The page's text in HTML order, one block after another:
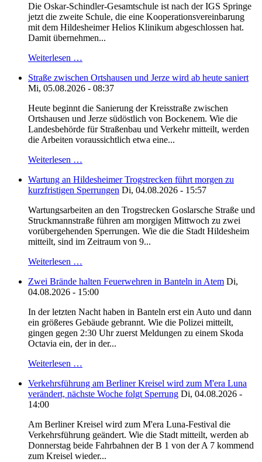
Die Oskar-Schindler-Gesamtschule ist nach der IGS Springe
jetzt die zweite Schule, die eine Kooperationsvereinbarung
mit dem Hildesheimer Helios Klinikum abgeschlossen hat.
Damit übernehmen...
Weiterlesen …
Straße zwischen Ortshausen und Jerze wird ab heute saniert
Mi, 05.08.2026 - 08:37
Heute beginnt die Sanierung der Kreisstraße zwischen
Ortshausen und Jerze südöstlich von Bockenem. Wie die
Landesbehörde für Straßenbau und Verkehr mitteilt, werden
die Arbeiten voraussichtlich etwa eine...
Weiterlesen …
Wartung an Hildesheimer Trogstrecken führt morgen zu
kurzfristigen Sperrungen Di, 04.08.2026 - 15:57
Wartungsarbeiten an den Trogstrecken Goslarsche Straße und
Struckmannstraße führen am morgigen Mittwoch zu zwei
vorübergehenden Sperrungen. Wie die die Stadt Hildesheim
mitteilt, sind im Zeitraum von 9...
Weiterlesen …
Zwei Brände halten Feuerwehren in Banteln in Atem Di,
04.08.2026 - 15:00
In der letzten Nacht haben in Banteln erst ein Auto und dann
ein größeres Gebäude gebrannt. Wie die Polizei mitteilt,
gingen gegen 2:30 Uhr zuerst Meldungen zu einem Skoda
Octavia ein, der in der...
Weiterlesen …
Verkehrsführung am Berliner Kreisel wird zum M'era Luna
verändert, nächste Woche folgt Sperrung Di, 04.08.2026 -
14:00
Am Berliner Kreisel wird zum M'era Luna-Festival die
Verkehrsführung geändert. Wie die Stadt mitteilt, werden ab
Donnerstag beide Fahrbahnen der B 1 von der A 7 kommend
zum Kreisel wieder...